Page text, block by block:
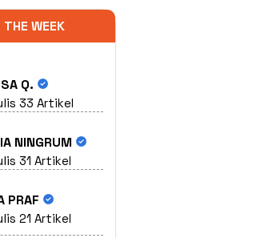
WEEK
Q.
33 Artikel
NINGRUM
31 Artikel
PRAF
21 Artikel